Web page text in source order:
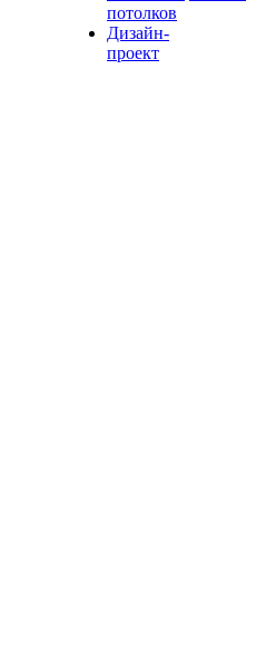
потолков
Дизайн-
проект